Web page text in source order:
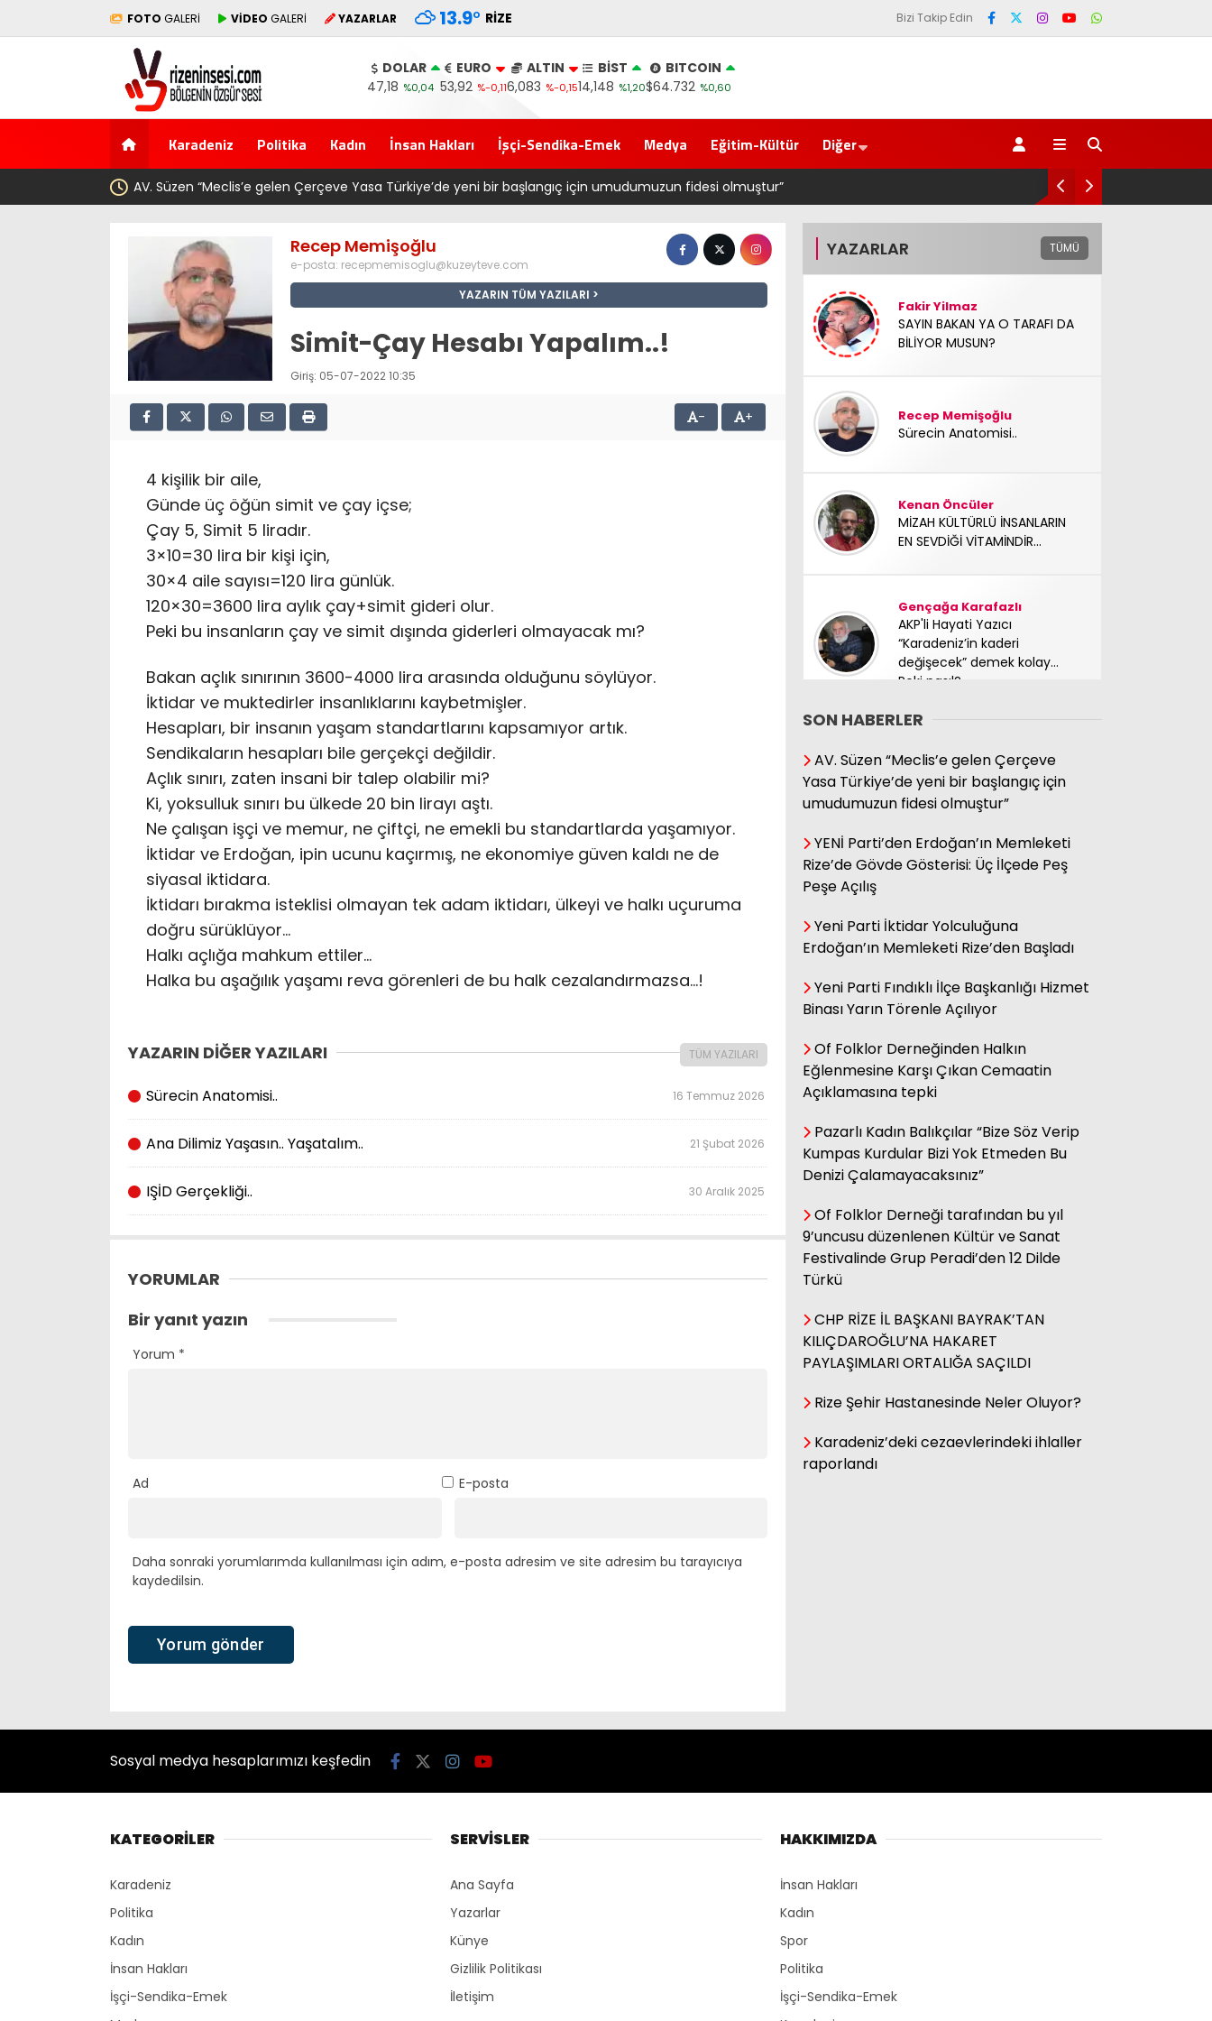
FOTO GALERİ VİDEO GALERİ YAZARLAR 13.9° RIZE Bizi Takip Edin
DOLAR
47,18 %0,04
EURO
53,92 %-0,11
ALTIN
6,083 %-0,15
BİST
14,148 %1,20
BITCOIN
$64.732 %0,60
Karadeniz Politika Kadın İnsan Hakları İşçi-Sendika-Emek Medya Eğitim-Kültür Diğer
AV. Süzen “Meclis’e gelen Çerçeve Yasa Türkiye’de yeni bir başlangıç için umudumuzun fidesi olmuştur” YENİ Parti’den Erdoğan’ın Memleketi
Recep Memişoğlu
e-posta: recepmemisoglu@kuzeyteve.com
YAZARIN TÜM YAZILARI
Simit-Çay Hesabı Yapalım..!
Giriş: 05-07-2022 10:35
- +
4 kişilik bir aile,
Günde üç öğün simit ve çay içse;
Çay 5, Simit 5 liradır.
3×10=30 lira bir kişi için,
30×4 aile sayısı=120 lira günlük.
120×30=3600 lira aylık çay+simit gideri olur.
Peki bu insanların çay ve simit dışında giderleri olmayacak mı?
Bakan açlık sınırının 3600-4000 lira arasında olduğunu söylüyor.
İktidar ve muktedirler insanlıklarını kaybetmişler.
Hesapları, bir insanın yaşam standartlarını kapsamıyor artık.
Sendikaların hesapları bile gerçekçi değildir.
Açlık sınırı, zaten insani bir talep olabilir mi?
Ki, yoksulluk sınırı bu ülkede 20 bin lirayı aştı.
Ne çalışan işçi ve memur, ne çiftçi, ne emekli bu standartlarda yaşamıyor.
İktidar ve Erdoğan, ipin ucunu kaçırmış, ne ekonomiye güven kaldı ne de
siyasal iktidara.
İktidarı bırakma isteklisi olmayan tek adam iktidarı, ülkeyi ve halkı uçuruma
doğru sürüklüyor…
Halkı açlığa mahkum ettiler…
Halka bu aşağılık yaşamı reva görenleri de bu halk cezalandırmazsa…!
YAZARIN DİĞER YAZILARI TÜM YAZILARI
Sürecin Anatomisi.. 16 Temmuz 2026
Ana Dilimiz Yaşasın.. Yaşatalım.. 21 Şubat 2026
IŞİD Gerçekliği.. 30 Aralık 2025
YORUMLAR
Bir yanıt yazın
Yorum *
Ad E-posta
Daha sonraki yorumlarımda kullanılması için adım, e-posta adresim ve site adresim bu tarayıcıya
kaydedilsin.
YAZARLAR TÜMÜ
Fakir Yilmaz
SAYIN BAKAN YA O TARAFI DA
BİLİYOR MUSUN?
Recep Memişoğlu
Sürecin Anatomisi..
Kenan Öncüler
MİZAH KÜLTÜRLÜ İNSANLARIN
EN SEVDİĞİ VİTAMİNDİR...
Gençağa Karafazlı
AKP'li Hayati Yazıcı
“Karadeniz’in kaderi
değişecek” demek kolay…
Peki nasıl?
Mücadele arkadaşımız
yoldaşımız TC Sinan Kutay
abimizi kaybettik. Başımız
SESİ
Ali Kasap
.İllada Barış...
Kamil Kopuz
Din, Siyaset ve Toplum
Hasan Azakli
YENİ EĞİTİM ÖĞRETİM YILI
Hasan Küçük
Fatma Genc
YILAN HİKÂYESİNE DÖNEN ÇAY
KANUNU
SON HABERLER
AV. Süzen “Meclis’e gelen Çerçeve
Yasa Türkiye’de yeni bir başlangıç için
umudumuzun fidesi olmuştur”
YENİ Parti’den Erdoğan’ın Memleketi
Rize’de Gövde Gösterisi: Üç İlçede Peş
Peşe Açılış
Yeni Parti İktidar Yolculuğuna
Erdoğan’ın Memleketi Rize’den Başladı
Yeni Parti Fındıklı İlçe Başkanlığı Hizmet
Binası Yarın Törenle Açılıyor
Of Folklor Derneğinden Halkın
Eğlenmesine Karşı Çıkan Cemaatin
Açıklamasına tepki
Pazarlı Kadın Balıkçılar “Bize Söz Verip
Kumpas Kurdular Bizi Yok Etmeden Bu
Denizi Çalamayacaksınız”
Of Folklor Derneği tarafından bu yıl
9’uncusu düzenlenen Kültür ve Sanat
Festivalinde Grup Peradi’den 12 Dilde
Türkü
CHP RİZE İL BAŞKANI BAYRAK’TAN
KILIÇDAROĞLU’NA HAKARET
PAYLAŞIMLARI ORTALIĞA SAÇILDI
Rize Şehir Hastanesinde Neler Oluyor?
Karadeniz’deki cezaevlerindeki ihlaller
raporlandı
Sosyal medya hesaplarımızı keşfedin
KATEGORİLER
Karadeniz
Politika
Kadın
İnsan Hakları
İşçi-Sendika-Emek
SERVİSLER
Ana Sayfa
Yazarlar
Künye
Gizlilik Politikası
İletişim
HAKKIMIZDA
İnsan Hakları
Kadın
Spor
Politika
İşçi-Sendika-Emek